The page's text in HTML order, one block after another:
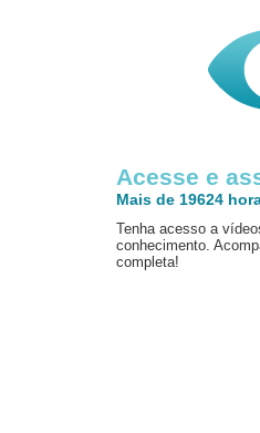
Acesse e
Mais de 19624
Tenha acesso a
conhecimento.
completa!